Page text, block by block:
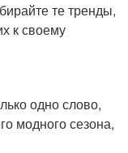
те тренды,
к своему
одно слово,
модного сезона,